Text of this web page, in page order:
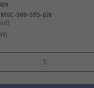
M6C-500-595-GN